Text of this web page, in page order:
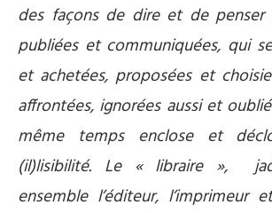
des façons de dire et de
publiées et communiquées, qui
et achetées, proposées et
affrontées, ignorées aussi et
même temps enclose et
(il)lisibilité. Le « libraire »,
ensemble l’éditeur, l’imprimeur